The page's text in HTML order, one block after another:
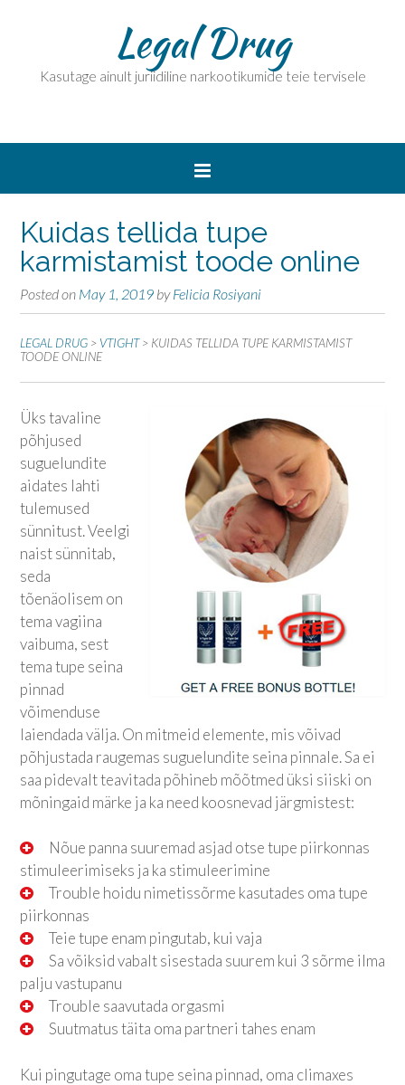
Legal Drug
Kasutage ainult juriidiline narkootikumide teie tervisele
Kuidas tellida tupe
karmistamist toode online
Posted on May 1, 2019 byFelicia Rosiyani
LEGAL DRUG > VTIGHT > KUIDAS TELLIDA TUPE KARMISTAMIST
TOODE ONLINE
Üks tavaline
põhjused
suguelundite
aidates lahti
tulemused
sünnitust. Veelgi
naist sünnitab,
seda
tõenäolisem on
tema vagiina
vaibuma, sest
tema tupe seina
pinnad
võimenduse
laiendada välja. On mitmeid elemente, mis võivad
põhjustada raugemas suguelundite seina pinnale. Sa ei
saa pidevalt teavitada põhineb mõõtmed üksi siiski on
mõningaid märke ja ka need koosnevad järgmistest:
Nõue panna suuremad asjad otse tupe piirkonnas
stimuleerimiseks ja ka stimuleerimine
Trouble hoidu nimetissõrme kasutades oma tupe
piirkonnas
Teie tupe enam pingutab, kui vaja
Sa võiksid vabalt sisestada suurem kui 3 sõrme ilma
palju vastupanu
Trouble saavutada orgasmi
Suutmatus täita oma partneri tahes enam
Kui pingutage oma tupe seina pinnad, oma climaxes